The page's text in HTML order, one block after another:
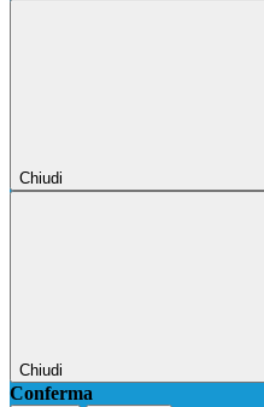
Chiudi
Chiudi
Conferma